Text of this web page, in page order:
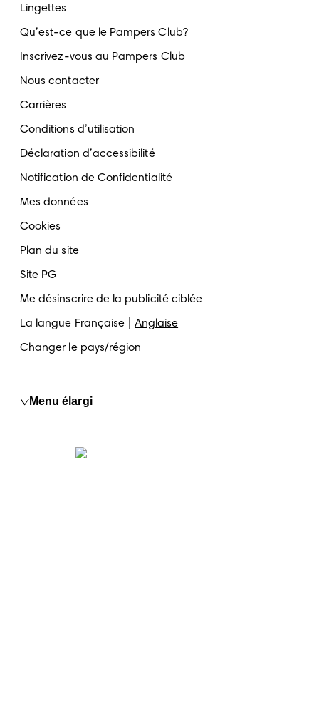
Lingettes
Qu’est-ce que le Pampers Club?
Inscrivez-vous au Pampers Club
Nous contacter
Carrières
Conditions d’utilisation
Déclaration d’accessibilité
Notification de Confidentialité
Mes données
Cookies
Plan du site
Site PG
Me désinscrire de la publicité ciblée
La langue Française Anglaise
Changer le pays/région
Menu élargi